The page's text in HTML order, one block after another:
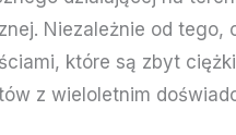
Niezależnie od
które są zbyt
z wieloletnim